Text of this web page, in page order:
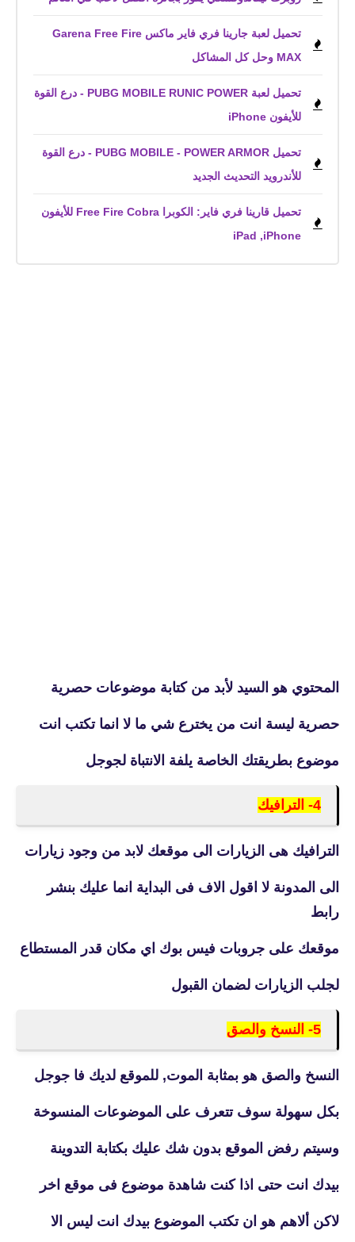
تحميل لعبة جارينا فري فاير ماكس Garena Free Fire
MAX‏ وحل كل المشاكل
تحميل لعبة PUBG MOBILE RUNIC POWER - درع القوة
للأيفون iPhone
تحميل PUBG MOBILE - POWER ARMOR - درع القوة
للأندرويد التحديث الجديد
تحميل قارينا فري فاير: الكوبرا Free Fire Cobra للأيفون
iPhone,‏ iPad
المحتوي هو السيد لأبد من كتابة موضوعات حصرية
حصرية ليسة انت من يخترع شي ما لا انما تكتب انت
موضوع بطريقتك الخاصة يلفة الانتباة لجوجل
4- الترافيك
الترافيك هى الزيارات الى موقعك لابد من وجود زيارات
الى المدونة لا اقول الاف فى البداية انما عليك بنشر
رابط
موقعك على جروبات فيس بوك اي مكان قدر المستطاع
لجلب الزيارات لضمان القبول
5- النسخ والصق
النسخ والصق هو بمثابة الموت, للموقع لديك فا جوجل
بكل سهولة سوف تتعرف على الموضوعات المنسوخة
وسيتم رفض الموقع بدون شك عليك بكتابة التدوينة
بيدك انت حتى اذا كنت شاهدة موضوع فى موقع اخر
لاكن ألاهم هو ان تكتب الموضوع بيدك انت ليس الا